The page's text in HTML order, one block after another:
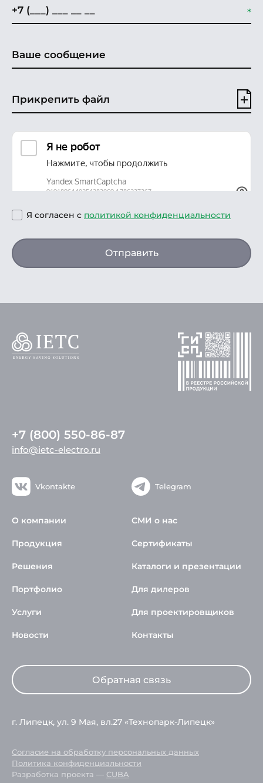
Прикрепить файл
Я согласен с политикой конфиденциальности
Отправить
+7 (800) 550-86-87
info@ietc-electro.ru
Vkontakte Telegram
О компании
Продукция
Решения
Портфолио
Услуги
Новости
СМИ о нас
Сертификаты
Каталоги и презентации
Для дилеров
Для проектировщиков
Контакты
Обратная связь
г. Липецк, ул. 9 Мая, вл.27 «Технопарк-Липецк»
Согласие на обработку персональных данных
Политика конфиденциальности
Разработка проекта — CUBA